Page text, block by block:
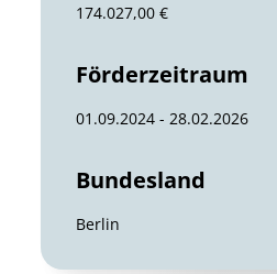
174.027,00 €
Förderzeitraum
01.09.2024 - 28.02.2026
Bundesland
Berlin